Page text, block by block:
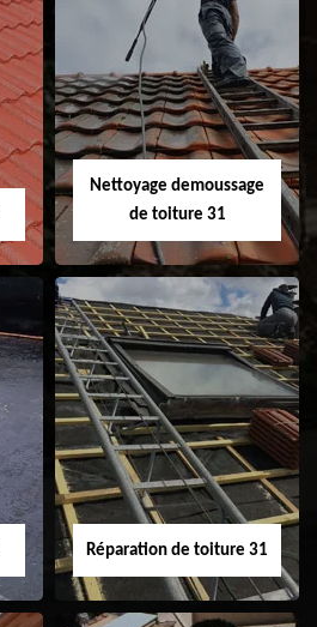
Isolation toiture 31
Nettoyage demoussage
de toiture 31
Nettoyage
demoussage de
toiture 31
Réparation de toiture 31